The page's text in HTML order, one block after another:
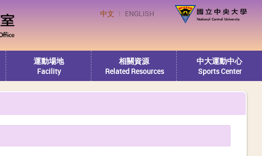
中文 ENGLISH
運動場地
Facility
相關資源
Related Resources
中大運動中心
Sports Center